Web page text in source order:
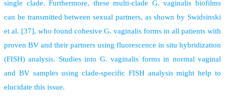
single clade. Furthermore, these multi-clade G. vaginalis biofilms
can be transmitted between sexual partners, as shown by Swidsinski
et al. [37], who found cohesive G. vaginalis forms in all patients with
proven BV and their partners using fluorescence in situ hybridization
(FISH) analysis. Studies into G. vaginalis forms in normal vaginal
and BV samples using clade-specific FISH analysis might help to
elucidate this issue.